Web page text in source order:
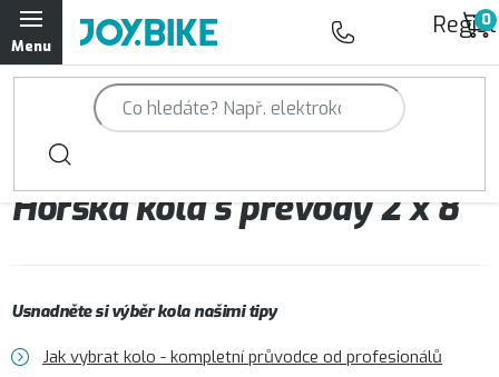
Přejít
na
obsah
Trailová kola Qayron
Horská kola Qayron
Dámská horská kola Qayron
Horská kola s převody 2 x 8
Usnadněte si výběr kola našimi tipy
Jak vybrat kolo - kompletní průvodce od profesionálů